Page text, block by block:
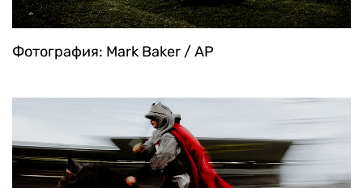
Фотография: Mark Baker / AP